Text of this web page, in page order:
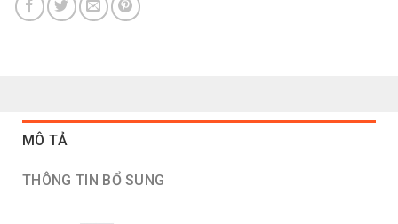
MÔ TẢ
THÔNG TIN BỔ SUNG